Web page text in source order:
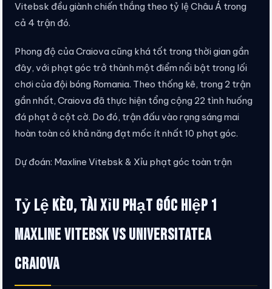
Vitebsk đều giành chiến thắng theo tỷ lệ Châu Á trong
cả 4 trận đó.
Phong độ của Craiova cũng khá tốt trong thời gian gần
đây, với phạt góc trở thành một điểm nổi bật trong lối
chơi của đội bóng Romania. Theo thống kê, trong 2 trận
gần nhất, Craiova đã thực hiện tổng cộng 22 tình huống
đá phạt ở cột cờ. Do đó, trận đấu vào rạng sáng mai
hoàn toàn có khả năng đạt mốc ít nhất 10 phạt góc.
Dự đoán: Maxline Vitebsk & Xỉu phạt góc toàn trận
Tỷ lệ kèo, tài xỉu phạt góc hiệp 1
Maxline Vitebsk vs Universitatea
Craiova